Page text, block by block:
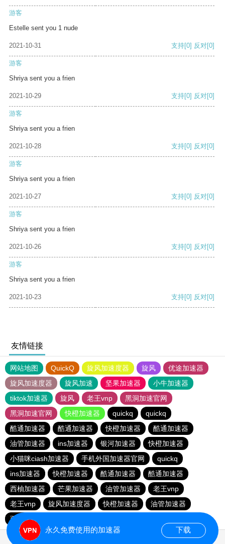
游客
Estelle sent you 1 nude
2021-10-31 支持[0] 反对[0]
游客
Shriya sent you a frien
2021-10-29 支持[0] 反对[0]
游客
Shriya sent you a frien
2021-10-28 支持[0] 反对[0]
游客
Shriya sent you a frien
2021-10-27 支持[0] 反对[0]
游客
Shriya sent you a frien
2021-10-26 支持[0] 反对[0]
游客
Shriya sent you a frien
2021-10-23 支持[0] 反对[0]
友情链接
网站地图 QuickQ 旋风加速度器 旋风
优途加速器
旋风加速度器
旋风加速 坚果加速器
小牛加速器
tiktok加速器
旋风 老王vnp
黑洞加速官网
黑洞加速官网
快橙加速器 quickq
quickq
酷通加速器
酷通加速器 快橙加速器
酷通加速器
油管加速器
ins加速器 银河加速器
快橙加速器
小猫咪ciash加速器
手机外国加速器官网
quickq
ins加速器
快橙加速器 酷通加速器
酷通加速器
西柚加速器
芒果加速器 油管加速器
老王vnp
老王vnp
旋风加速度器 快橙加速器
油管加速器
西柚加速器
永久免费使用的加速器 下载